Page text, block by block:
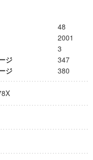
48
2001
3
ジ
347
ジ
380